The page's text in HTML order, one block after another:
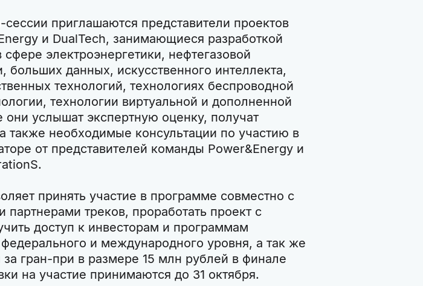
приглашаются представители проектов
и DualTech, занимающиеся разработкой
электроэнергетики, нефтегазовой
данных, искусственного интеллекта,
технологий, технологиях беспроводной
технологии виртуальной и дополненной
они услышат экспертную оценку, получат
также необходимые консультации по участию в
от представителей команды Power&Energy и
принять участие в программе совместно с
партнерами треков, проработать проект с
доступ к инвесторам и программам
и международного уровня, а так же
гран-при в размере 15 млн рублей в финале
на участие принимаются до 31 октября.